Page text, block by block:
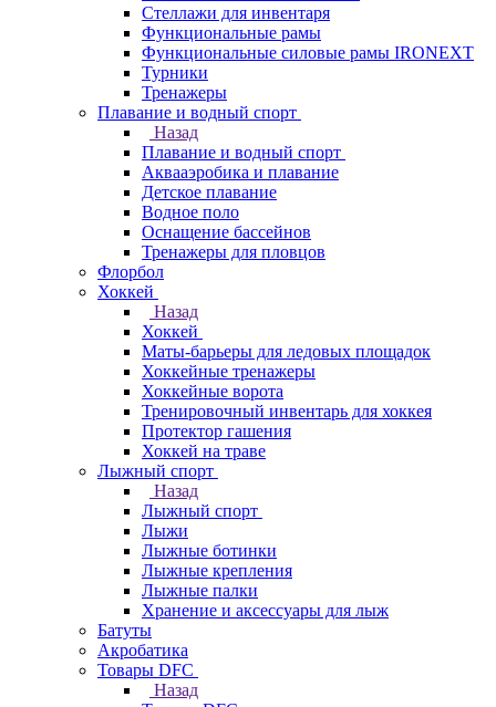
Стеллажи для инвентаря
Функциональные рамы
Функциональные силовые рамы IRONEXT
Турники
Тренажеры
Плавание и водный спорт
Назад
Плавание и водный спорт
Аквааэробика и плавание
Детское плавание
Водное поло
Оснащение бассейнов
Тренажеры для пловцов
Флорбол
Хоккей
Назад
Хоккей
Маты-барьеры для ледовых площадок
Хоккейные тренажеры
Хоккейные ворота
Тренировочный инвентарь для хоккея
Протектор гашения
Хоккей на траве
Лыжный спорт
Назад
Лыжный спорт
Лыжи
Лыжные ботинки
Лыжные крепления
Лыжные палки
Хранение и аксессуары для лыж
Батуты
Акробатика
Товары DFC
Назад